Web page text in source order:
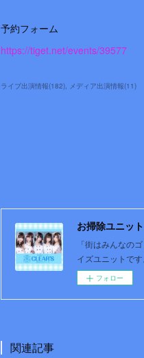
予約フォーム
https://tiget.net/events/39577
ライブ出演情報(182) メディア出演情報(11)
お掃除ユニッ
「街はみんなの
イズユニットで
フォロー
関連記事